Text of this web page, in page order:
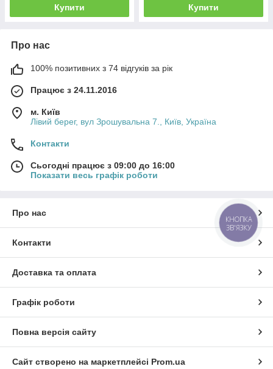
Купити Купити
Про нас
100% позитивних з 74 відгуків за рік
Працює з 24.11.2016
м. Київ
Лівий берег, вул Зрошувальна 7., Київ, Україна
Контакти
Сьогодні працює з 09:00 до 16:00
Показати весь графік роботи
Про нас
Контакти
Доставка та оплата
Графік роботи
Повна версія сайту
Сайт створено на маркетплейсі Prom.ua
КНОПКА
ЗВ'ЯЗКУ